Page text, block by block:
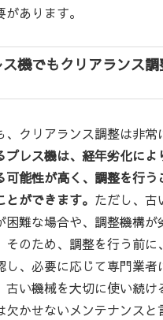
あります。
機でもクリアランス
クリアランス調整は非常
プレス機は、経年劣化によ
可能性が高く、調整を行う
ができます。 ただし、古
困難な場合や、調整機構が
そのため、調整を行う前に
し、必要に応じて専門業者
古い機械を大切に使い続け
欠かせないメンテナンスと